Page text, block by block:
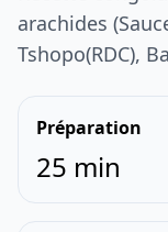
arachides
Tshopo(RDC),
Préparation
25 min